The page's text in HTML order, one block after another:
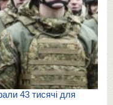
43 тисячі для